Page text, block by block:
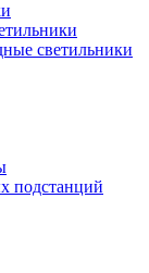
светильники
подстанций